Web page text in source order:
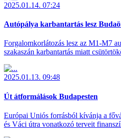
2025.01.14. 07:24
Autópálya karbantartás lesz
Forgalomkorlátozás lesz az M1-M7
szakaszán karbantartás miatt
2025.01.13. 09:48
Út átformálások Budapesten
Európai Uniós forrásból kívánja a
és Váci útra vonatkozó terveit